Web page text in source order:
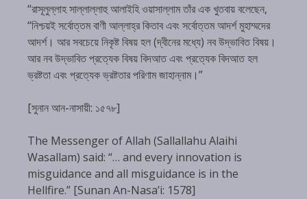
“রাসূলুল্লাহ সাল্লাল্লাহু আলাইহি ওয়াসাল্লাম তাঁর এক খুতবায় বলেছেন,
“নিশ্চয়ই সর্বোত্তম বাণী আল্লাহ্‌র কিতাব এবং সর্বোত্তম আদর্শ মুহাম্মদের
আদর্শ। আর সবচেয়ে নিকৃষ্ট বিষয় হল (দ্বীনের মধ্যে) নব উদ্ভাবিত বিষয়।
আর নব উদ্ভাবিত প্রত্যেক বিষয় বিদআত এবং প্রত্যেক বিদআত হল
ভ্রষ্টতা এবং প্রত্যেক ভ্রষ্টতার পরিণাম জাহান্নাম।”
[সুনান আন-নাসায়ী: ১৫৭৮]
The Messenger of Allah (Sallallahu Alaihi
Wasallam) said: “… and every innovation is
misguidance and all misguidance is in the
Hellfire.” [Sunan An-Nasa’i: 1578]